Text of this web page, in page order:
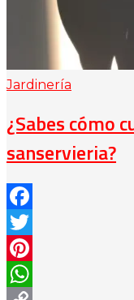
Jardinería
¿Sabes cómo
sanservieria?
Facebook
Twitter
Pinterest